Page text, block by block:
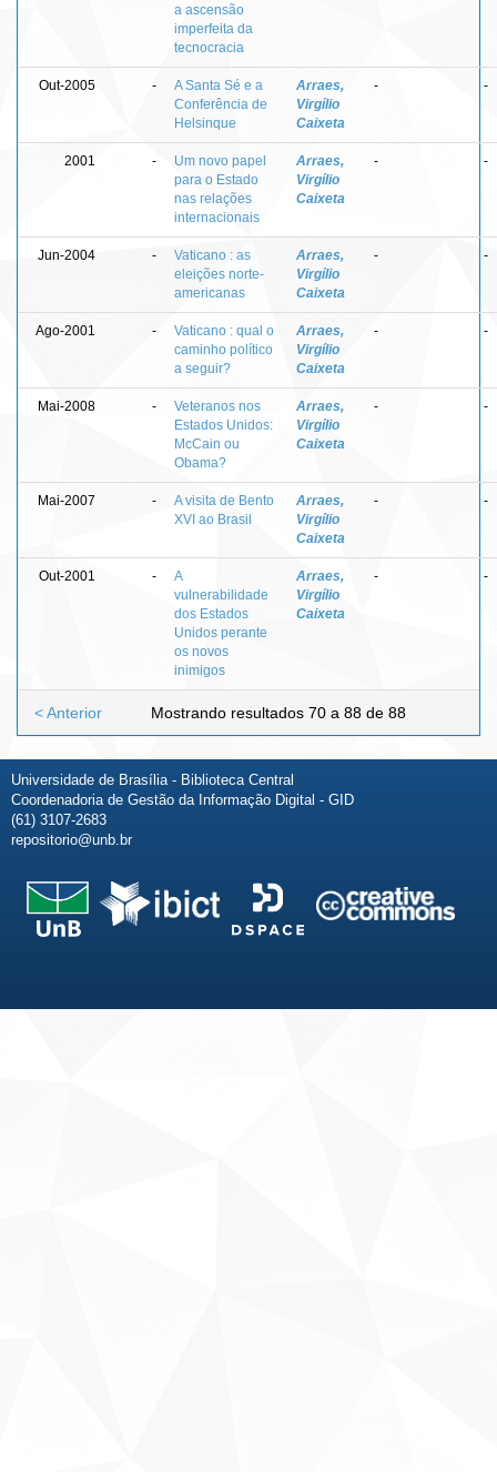
a ascensão
imperfeita da
tecnocracia
Out-2005 -
A Santa Sé e a
Conferência de
Helsinque
Arraes,
Virgílio
Caixeta
- -
2001 -
Um novo papel
para o Estado
nas relações
internacionais
Arraes,
Virgílio
Caixeta
- -
Jun-2004 -
Vaticano : as
eleições norte-
americanas
Arraes,
Virgílio
Caixeta
- -
Ago-2001 -
Vaticano : qual o
caminho político
a seguir?
Arraes,
Virgílio
Caixeta
- -
Mai-2008 -
Veteranos nos
Estados Unidos:
McCain ou
Obama?
Arraes,
Virgílio
Caixeta
- -
Mai-2007 -
A visita de Bento
XVI ao Brasil
Arraes,
Virgílio
Caixeta
- -
Out-2001 -
A
vulnerabilidade
dos Estados
Unidos perante
os novos
inimigos
Arraes,
Virgílio
Caixeta
- -
Mostrando resultados 70 a 88 de 88
< Anterior
Universidade de Brasília - Biblioteca Central
Coordenadoria de Gestão da Informação Digital - GID
(61) 3107-2683
repositorio@unb.br